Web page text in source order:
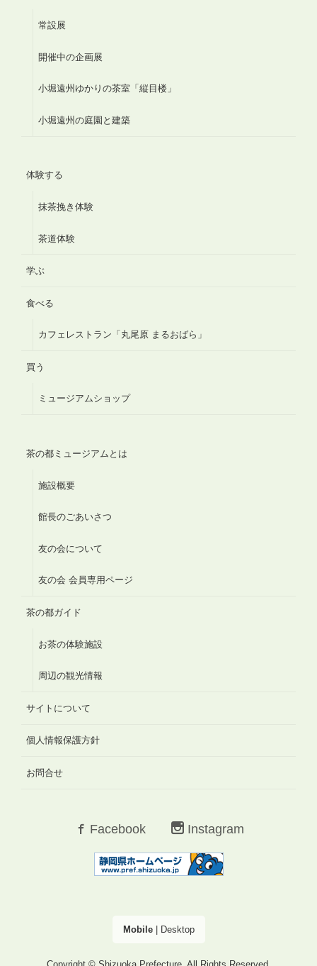
常設展
開催中の企画展
小堀遠州ゆかりの茶室「縦目楼」
小堀遠州の庭園と建築
体験する
抹茶挽き体験
茶道体験
学ぶ
食べる
カフェレストラン「丸尾原 まるおばら」
買う
ミュージアムショップ
茶の都ミュージアムとは
施設概要
館長のごあいさつ
友の会について
友の会 会員専用ページ
茶の都ガイド
お茶の体験施設
周辺の観光情報
サイトについて
個人情報保護方針
お問合せ
Facebook Instagram
Mobile| Desktop